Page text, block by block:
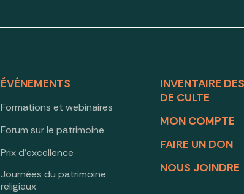
ÉVÉNEMENTS
Formations et webinaires
Forum sur le patrimoine
Prix d’excellence
Journées du patrimoine
religieux
INVENTAIRE
DE CULTE
MON COMPTE
FAIRE UN DON
NOUS JOINDRE